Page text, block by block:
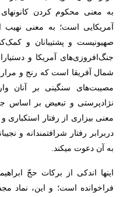
به ‌معنی محکوم کردن
آمریکایی است؛ به ‌معنی
صهیونیست و پشتیبانان و
جنگ‌افروزی‌های آمریکا و
شمال آفریقا است که رنج و
مصیبت‌های سنگینی بر آنان
نژادپرستی و تبعیض بر اساس
معنی بیزاری از رفتار استکباری و
دربرابر رفتار شرافتمندانه و
به آن دعوت میکند
اینها اندکی از برکات حجّ
فراخوانده است؛ و این، نماد